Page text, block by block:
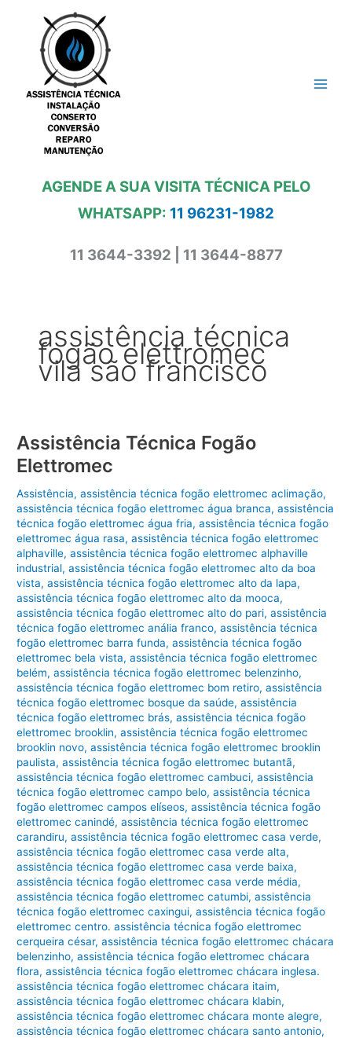
conteúdo
AGENDE A SUA VISITA TÉCNICA PELO
WHATSAPP: 11 96231-1982
11 3644-3392 | 11 3644-8877
assistência técnica
fogão elettromec
vila são francisco
Assistência Técnica Fogão
Elettromec
Assistência,assistência técnica fogão elettromec aclimação,
assistência técnica fogão elettromec água branca,assistência
técnica fogão elettromec água fria,assistência técnica fogão
elettromec água rasa,assistência técnica fogão elettromec
alphaville,assistência técnica fogão elettromec alphaville
industrial,assistência técnica fogão elettromec alto da boa
vista,assistência técnica fogão elettromec alto da lapa,
assistência técnica fogão elettromec alto da mooca,
assistência técnica fogão elettromec alto do pari,assistência
técnica fogão elettromec anália franco,assistência técnica
fogão elettromec barra funda,assistência técnica fogão
elettromec bela vista,assistência técnica fogão elettromec
belém,assistência técnica fogão elettromec belenzinho,
assistência técnica fogão elettromec bom retiro,assistência
técnica fogão elettromec bosque da saúde,assistência
técnica fogão elettromec brás,assistência técnica fogão
elettromec brooklin,assistência técnica fogão elettromec
brooklin novo,assistência técnica fogão elettromec brooklin
paulista,assistência técnica fogão elettromec butantã,
assistência técnica fogão elettromec cambuci,assistência
técnica fogão elettromec campo belo,assistência técnica
fogão elettromec campos elíseos,assistência técnica fogão
elettromec canindé,assistência técnica fogão elettromec
carandiru,assistência técnica fogão elettromec casa verde,
assistência técnica fogão elettromec casa verde alta,
assistência técnica fogão elettromec casa verde baixa,
assistência técnica fogão elettromec casa verde média,
assistência técnica fogão elettromec catumbi,assistência
técnica fogão elettromec caxingui,assistência técnica fogão
elettromec centro. assistência técnica fogão elettromec
cerqueira césar,assistência técnica fogão elettromec chácara
belenzinho,assistência técnica fogão elettromec chácara
flora,assistência técnica fogão elettromec chácara inglesa.
assistência técnica fogão elettromec chácara itaim,
assistência técnica fogão elettromec chácara klabin,
assistência técnica fogão elettromec chácara monte alegre,
assistência técnica fogão elettromec chácara santo antonio,